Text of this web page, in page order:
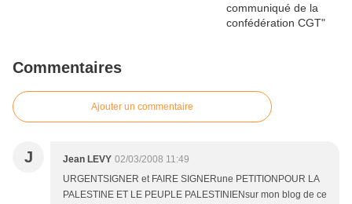
Commentaires
Ajouter un commentaire
J Jean LEVY 02/03/2008 11:49
URGENTSIGNER et FAIRE SIGNERune PETITIONPOUR LA
PALESTINE ET LE PEUPLE PALESTINIENsur mon blog de ce